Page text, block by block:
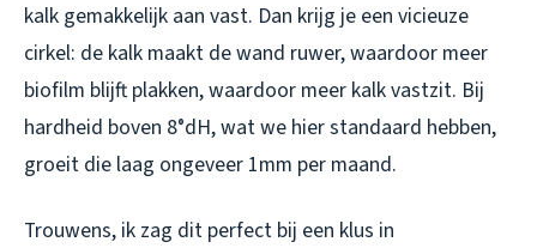
kalk gemakkelijk aan vast. Dan krijg je een vicieuze
cirkel: de kalk maakt de wand ruwer, waardoor meer
biofilm blijft plakken, waardoor meer kalk vastzit. Bij
hardheid boven 8°dH, wat we hier standaard hebben,
groeit die laag ongeveer 1mm per maand.
Trouwens, ik zag dit perfect bij een klus in